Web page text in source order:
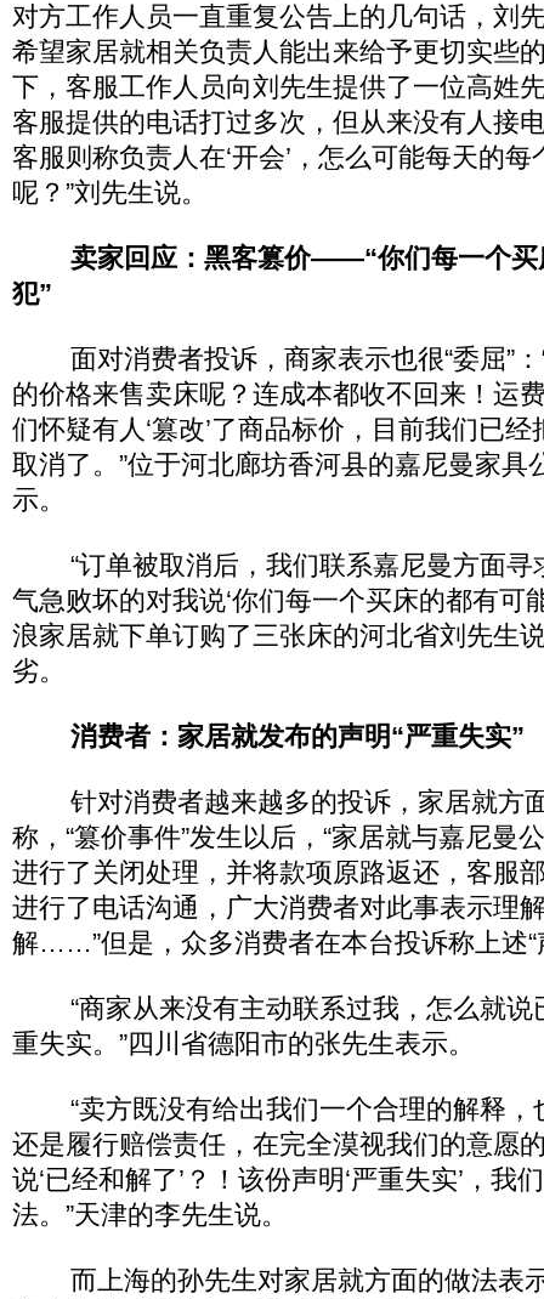
对方工作人员一直重复公告上的几句话，刘
希望家居就相关负责人能出来给予更切实些
下，客服工作人员向刘先生提供了一位高姓
客服提供的电话打过多次，但从来没有人接
客服则称负责人在‘开会’，怎么可能每天的
呢？”刘先生说。
卖家回应：黑客篡价——“你们每一个买
犯”
面对消费者投诉，商家表示也很“委屈”：
的价格来售卖床呢？连成本都收不回来！运
们怀疑有人‘篡改’了商品标价，目前我们已
取消了。”位于河北廊坊香河县的嘉尼曼家具
示。
“订单被取消后，我们联系嘉尼曼方面寻
气急败坏的对我说‘你们每一个买床的都有可
浪家居就下单订购了三张床的河北省刘先生
劣。
消费者：家居就发布的声明“严重失实”
针对消费者越来越多的投诉，家居就方
称，“篡价事件”发生以后，“家居就与嘉尼曼
进行了关闭处理，并将款项原路返还，客服
进行了电话沟通，广大消费者对此事表示理
解……”但是，众多消费者在本台投诉称上述“
“商家从来没有主动联系过我，怎么就说
重失实。”四川省德阳市的张先生表示。
“卖方既没有给出我们一个合理的解释，
还是履行赔偿责任，在完全漠视我们的意愿
说‘已经和解了’？！该份声明‘严重失实’，我
法。”天津的李先生说。
而上海的孙先生对家居就方面的做法表示